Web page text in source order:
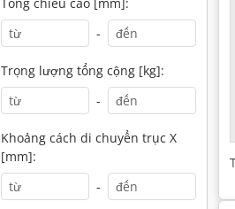
-
Trọng lượng tổng cộng [kg]:
-
Khoảng cách di chuyển trục X
[mm]:
-